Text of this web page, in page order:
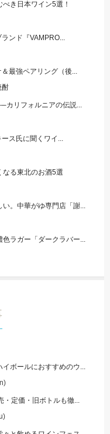
き日本ワイン5選！
ンド『VAMPRO...
最強ペアリング（後...
酎
カリフォルニアの伝説...
ス氏に聞くワイ...
なる東北のお酒5選
。中華がゆ専門店「謝...
色ラガー「ダークラバー...
ボールにおすすめのウ...
・定価・旧ボトルも徹...